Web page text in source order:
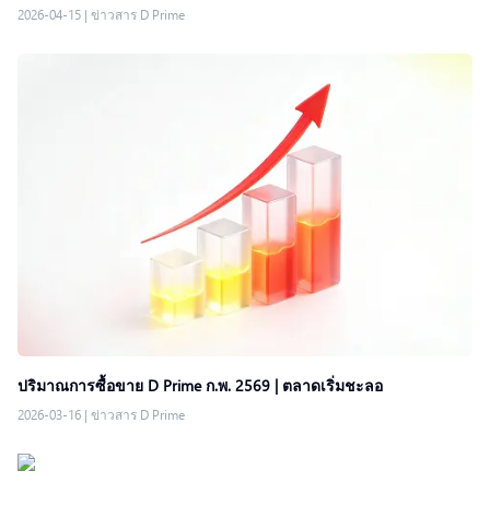
2026-04-15 | ข่าวสาร D Prime
ปริมาณการซื้อขาย D Prime ก.พ. 2569 | ตลาดเริ่มชะลอ
2026-03-16 | ข่าวสาร D Prime